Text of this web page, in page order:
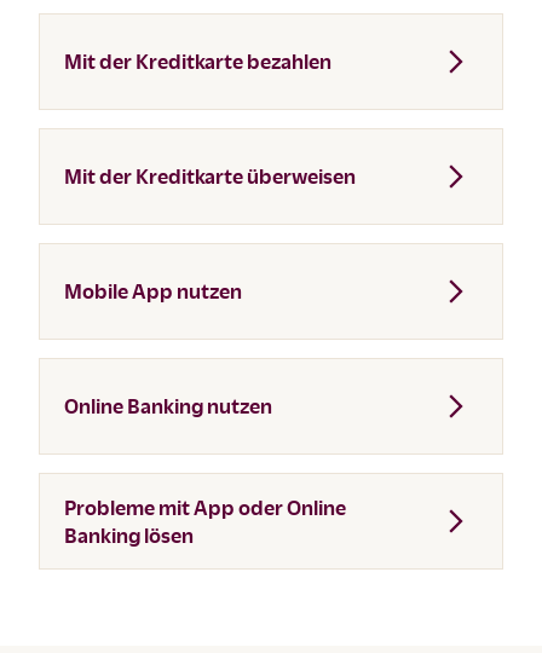
Mit der Kreditkarte bezahlen
Mit der Kreditkarte überweisen
Mobile App nutzen
Online Banking nutzen
Probleme mit App oder Online
Banking lösen